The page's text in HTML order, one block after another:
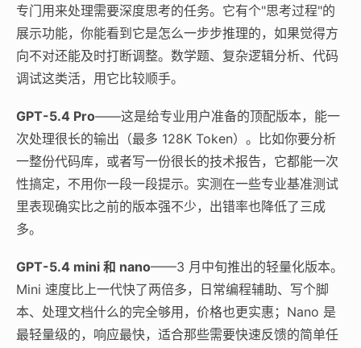
专门用来处理需要深度思考的任务。它有个"思考过程"的
展示功能，你能看到它是怎么一步步推理的，如果觉得方
向不对还能及时打断调整。数学题、复杂逻辑分析、代码
调试这类活，用它比较顺手。
GPT-5.4 Pro——这是给专业用户准备的顶配版本，能一
次处理很长的输出（最多 128K Token）。比如你要分析
一整份代码库，或者写一份很长的技术报告，它都能一次
性搞定，不用你一段一段提示。实测在一些专业基准测试
里表现确实比之前的版本强不少，出错率也降低了三成
多。
GPT-5.4 mini 和 nano——3 月中旬推出的轻量化版本。
Mini 速度比上一代快了两倍多，日常编程辅助、写个脚
本、处理文档什么的完全够用，价格也更实惠；Nano 是
最轻量级的，响应最快，适合那些需要快速反馈的简单任